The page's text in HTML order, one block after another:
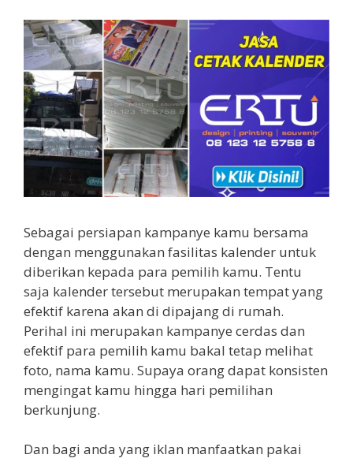
Sebagai persiapan kampanye kamu bersama
dengan menggunakan fasilitas kalender untuk
diberikan kepada para pemilih kamu. Tentu
saja kalender tersebut merupakan tempat yang
efektif karena akan di dipajang di rumah.
Perihal ini merupakan kampanye cerdas dan
efektif para pemilih kamu bakal tetap melihat
foto, nama kamu. Supaya orang dapat konsisten
mengingat kamu hingga hari pemilihan
berkunjung.
Dan bagi anda yang iklan manfaatkan pakai